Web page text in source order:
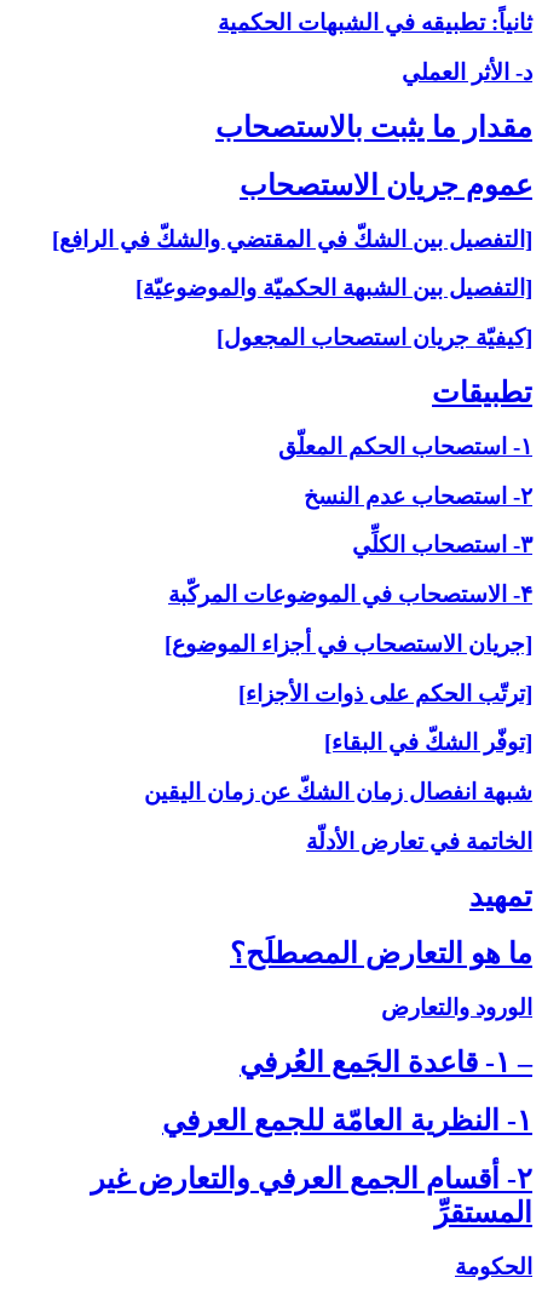
ثانياً: تطبيقه في الشبهات الحكمية
د- الأثر العملي
مقدار ما يثبت بالاستصحاب‏
عموم جريان الاستصحاب‏
[التفصيل بين الشكّ في المقتضي والشكّ في الرافع]
[التفصيل بين الشبهة الحكميّة والموضوعيّة]
[كيفيّة جريان استصحاب المجعول]
تطبيقات‏
۱- استصحاب الحكم المعلّق
۲- استصحاب عدم النسخ
۳- استصحاب الكلِّي
۴- الاستصحاب في الموضوعات المركّبة
[جريان الاستصحاب في أجزاء الموضوع]
[ترتّب الحكم على ذوات الأجزاء]
[توفّر الشكّ في البقاء]
شبهة انفصال زمان الشكّ عن زمان اليقين
الخاتمة في تعارض الأدلّة
تمهيد
ما هو التعارض المصطلَح؟
الورود والتعارض
– ۱- قاعدة الجَمع العُرفي‏
۱- النظرية العامّة للجمع العرفي‏
۲- أقسام الجمع العرفي والتعارض غير
المستقرِّ
الحكومة